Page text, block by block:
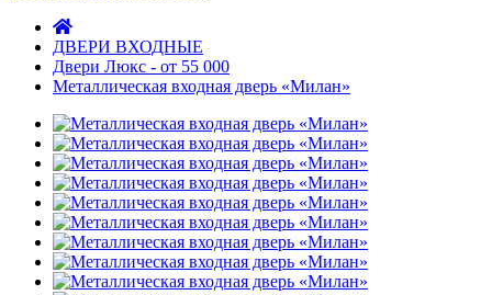
ДВЕРИ ВХОДНЫЕ
Двери Люкс - от 55 000
Металлическая входная дверь «Милан»